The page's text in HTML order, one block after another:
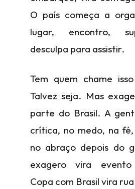
O país começa a
lugar, encontro,
desculpa para assistir.
Tem quem chame
Talvez seja. Mas
parte do Brasil. A
crítica, no medo, na
no abraço depois do
exagero vira evento
Copa com Brasil vira